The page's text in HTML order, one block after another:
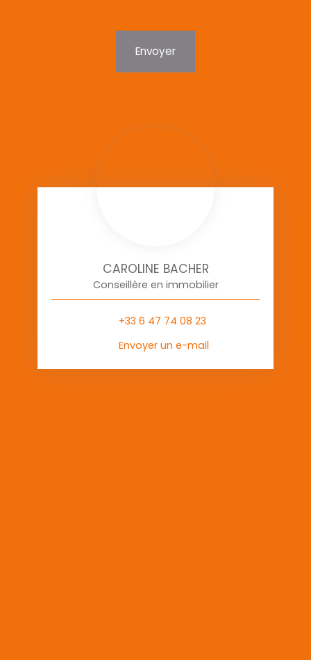
Envoyer
CAROLINE BACHER
Conseillère en immobilier
+33 6 47 74 08 23
Envoyer un e-mail